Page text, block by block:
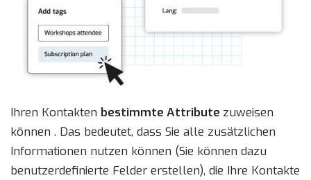
Ihren Kontakten bestimmte Attribute zuweisen
können . Das bedeutet, dass Sie alle zusätzlichen
Informationen nutzen können (Sie können dazu
benutzerdefinierte Felder erstellen), die Ihre Kontakte